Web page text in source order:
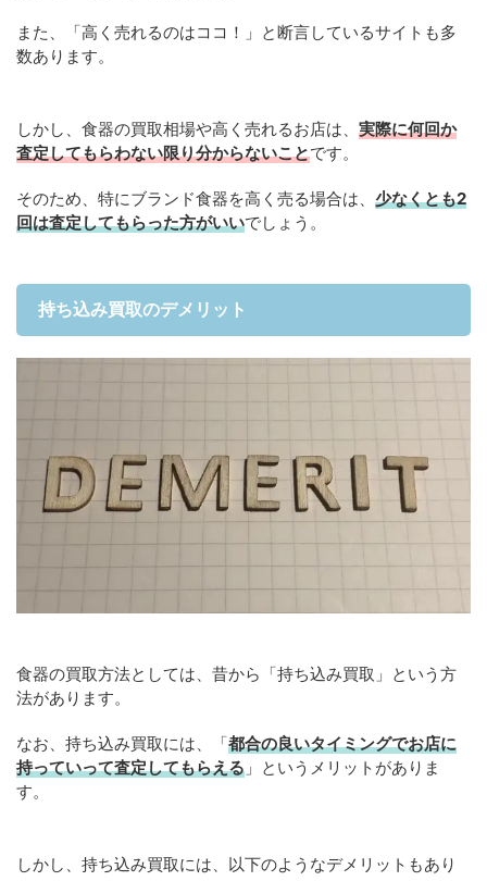
また、「高く売れるのはココ！」と断言しているサイトも多
数あります。
しかし、食器の買取相場や高く売れるお店は、 実際に何回か
査定してもらわない限り分からないことです。
そのため、特にブランド食器を高く売る場合は、 少なくとも2
回は査定してもらった方がいいでしょう。
持ち込み買取のデメリット
食器の買取方法としては、昔から「持ち込み買取」という方
法があります。
なお、持ち込み買取には、「都合の良いタイミングでお店に
持っていって査定してもらえる 」というメリットがありま
す。
しかし、持ち込み買取には、以下のようなデメリットもあり